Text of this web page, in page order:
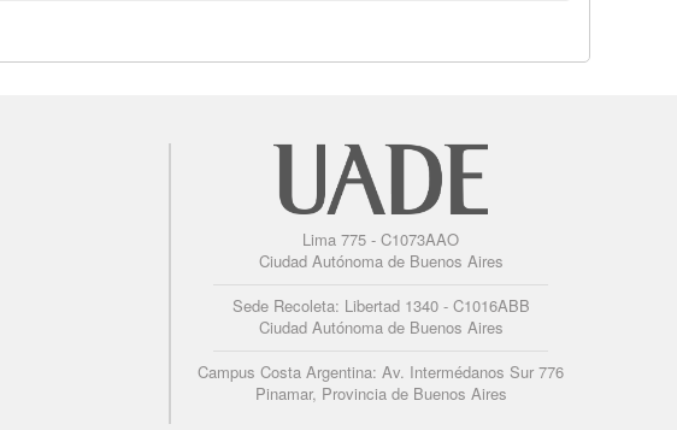
Lima 775 - C1073AAO
Ciudad Autónoma de Buenos Aires
Sede Recoleta: Libertad 1340 - C1016ABB
Ciudad Autónoma de Buenos Aires
Campus Costa Argentina: Av. Intermédanos Sur 776
Pinamar, Provincia de Buenos Aires